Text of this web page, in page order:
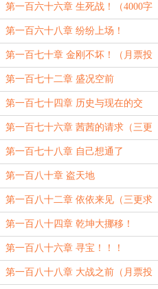
（求月票加更！）
第一百六十六章 生死战！（4000字
大章！）
第一百六十八章 纷纷上场！
第一百七十章 金刚不坏！（月票投
满加更！）
第一百七十二章 盛况空前
第一百七十四章 历史与现在的交
汇！
第一百七十六章 茜茜的请求（三更
啊 ，亲们！求订阅，求月票！）
第一百七十八章 自己想通了
第一百八十章 盗天地
第一百八十二章 依依来见（三更求
订阅！求月票！）
第一百八十四章 乾坤大挪移！
第一百八十六章 寻宝！！！
第一百八十八章 大战之前（月票投